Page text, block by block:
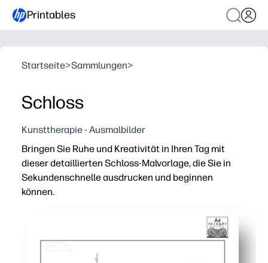
Printables
Startseite>Sammlungen>
Schloss
Kunsttherapie - Ausmalbilder
Bringen Sie Ruhe und Kreativität in Ihren Tag mit
dieser detaillierten Schloss-Malvorlage, die Sie in
Sekundenschnelle ausdrucken und beginnen
können.
Keine Vorbereitung — einfach herunterladen,
Ausgewogene Details und viel Freiraum machen es
Fördert Fähigkeiten — stärkt die Feinmotorik, den